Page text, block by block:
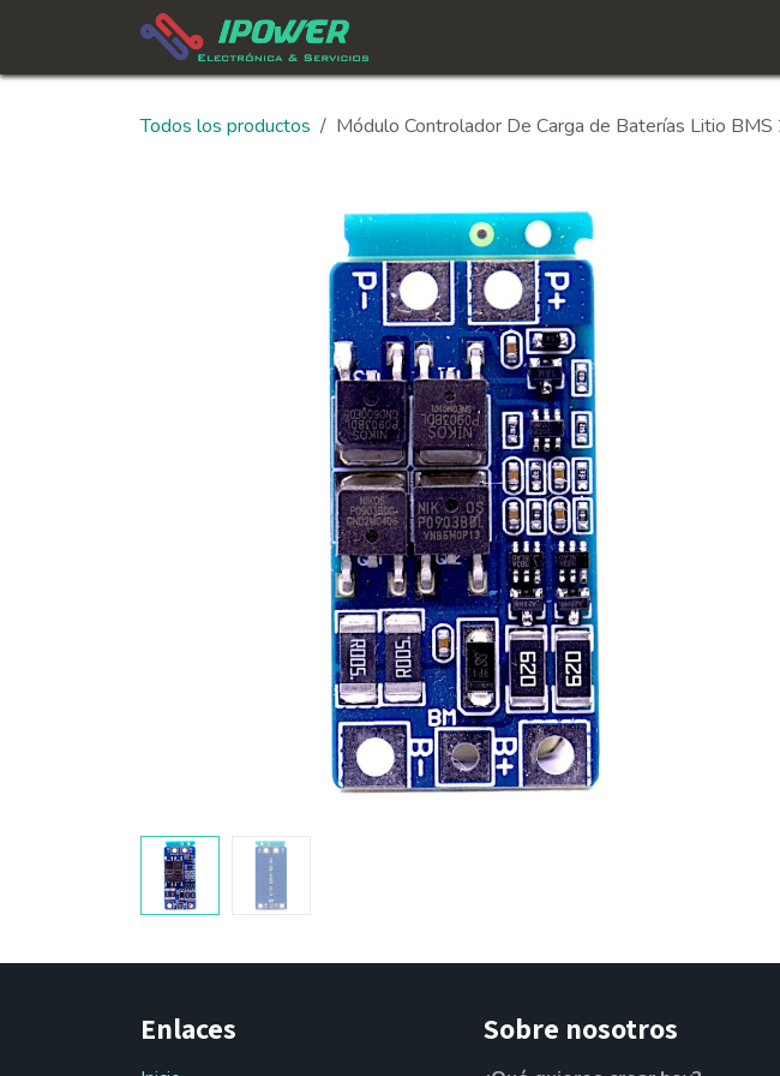
Todos los productos Módulo Controlador De Carga de Baterías Litio
Enlaces Sobre nosotros